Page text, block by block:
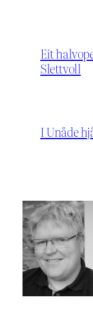
Eit
Slettvoll
I Unåde